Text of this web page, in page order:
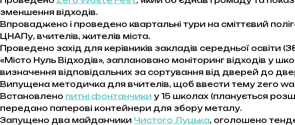
зменшення відходів.
Впроваджено і проведено квартальні тури на сміттєвий
ЦНАПу, вчителів, жителів міста.
Проведено захід для керівників закладів середньої освіти
«Місто Нуль Відходів», заплановано моніторинг відходів у
визначення відповідальних за сортування від дверей до
Випущена методичка для вчителів, щоб ввести тему zero
Встановлено питні фонтанчики у 15 школах (планується
передано паперові контейнери для збору металу.
Запущено два майданчики Чистого Луцька, оголошено